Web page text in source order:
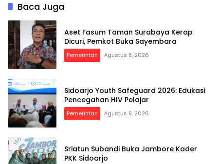
Baca Juga
Aset Fasum Taman Surabaya Kerap
Dicuri, Pemkot Buka Sayembara
Pemerintah Agustus 8, 2026
Sidoarjo Youth Safeguard 2026: Edukasi
Pencegahan HIV Pelajar
Pemerintah Agustus 8, 2026
Sriatun Subandi Buka Jambore Kader
PKK Sidoarjo